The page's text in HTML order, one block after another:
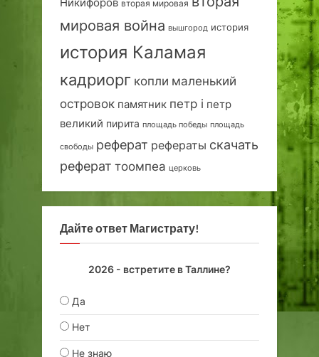
вторая мировая
мировая война вышгород история
история Каламая
кадриорг копли маленький
островок памятник петр i петр
великий пирита площадь победы площадь
свободы реферат рефераты скачать
реферат тоомпеа церковь
Дайте ответ Магистрату!
2026 - встретите в Таллине?
Да
Нет
Не знаю